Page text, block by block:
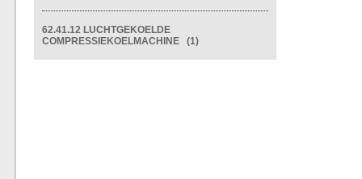
62.41.12 LUCHTGEKOELDE
COMPRESSIEKOELMACHINE (1)